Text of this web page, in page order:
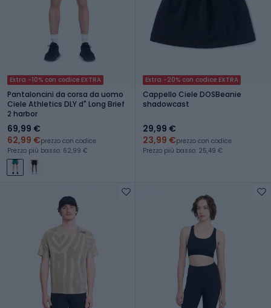
Extra -10% con codice EXTRA
Pantaloncini da corsa da uomo
Ciele Athletics DLY d" Long Brief
2 harbor
69,99 €
62,99 €prezzo con codice
Prezzo più basso: 62,99 €
Extra -20% con codice EXTRA
Cappello Ciele DOSBeanie
shadowcast
29,99 €
23,99 €prezzo con codice
Prezzo più basso: 25,49 €